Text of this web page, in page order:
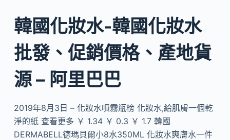
韓國化妝水-韓國化妝水
批發、促銷價格、產地貨
源 – 阿里巴巴
2019年8月3日 – 化妝水噴霧瓶榜 化妝水,給肌膚一個乾
淨的紙 查看更多 ￥ 1.34 ￥ 0.3 ￥ 1.7 韓國
DERMABELL德瑪貝爾小8水350ML 化妝水爽膚水一件